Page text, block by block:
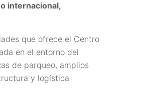
internacional,
que ofrece el Centro
en el entorno del
de parqueo, amplios
y logística